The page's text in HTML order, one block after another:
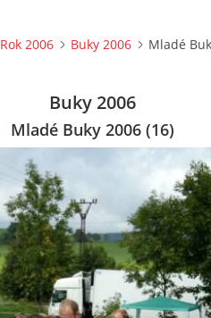
Rok 2006 Buky 2006 Mladé
Buky 2006
Mladé Buky 2006 (16)